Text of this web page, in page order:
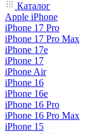
Каталог
Apple iPhone
iPhone 17 Pro
iPhone 17 Pro Max
iPhone 17e
iPhone 17
iPhone Air
iPhone 16
iPhone 16e
iPhone 16 Pro
iPhone 16 Pro Max
iPhone 15